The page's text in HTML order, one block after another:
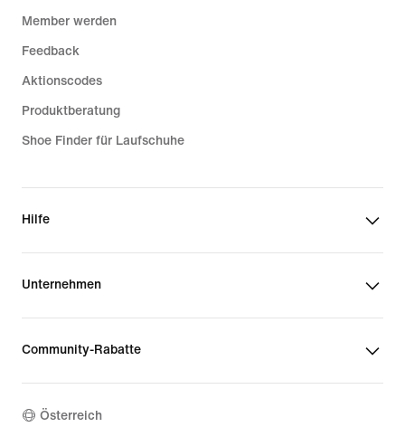
Member werden
Feedback
Aktionscodes
Produktberatung
Shoe Finder für Laufschuhe
Hilfe
Unternehmen
Community-Rabatte
Österreich